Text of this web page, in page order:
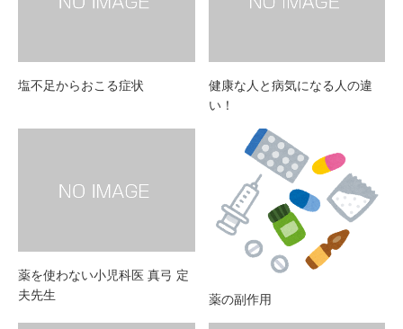
塩不足からおこる症状
健康な人と病気になる人の違
い！
薬を使わない小児科医 真弓 定
夫先生
薬の副作用